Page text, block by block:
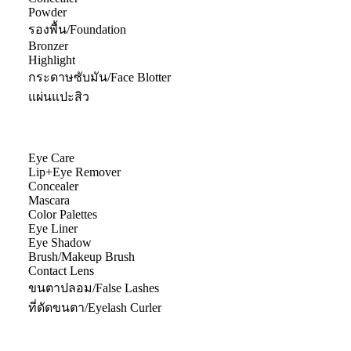
Powder
รองพื้น/Foundation
Bronzer
Highlight
กระดาษซับมัน/Face Blotter
แผ่นแปะสิว
Eye Care
Lip+Eye Remover
Concealer
Mascara
Color Palettes
Eye Liner
Eye Shadow
Brush/Makeup Brush
Contact Lens
ขนตาปลอม/False Lashes
ที่ดัดขนตา/Eyelash Curler